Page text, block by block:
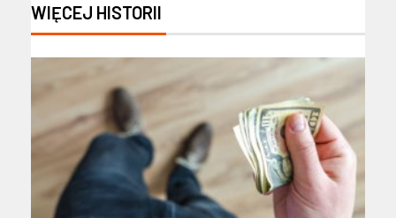
WIĘCEJ HISTORII